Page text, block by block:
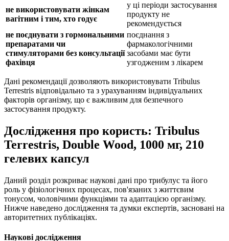
не використовувати жінкам
вагітним і тим, хто годує
у ці періоди застосування
продукту не
рекомендується
не поєднувати з гормональними
препаратами чи
стимуляторами без консультації
фахівця
поєднання з
фармакологічними
засобами має бути
узгодженим з лікарем
Дані рекомендації дозволяють використовувати Tribulus
Terrestris відповідально та з урахуванням індивідуальних
факторів організму, що є важливим для безпечного
застосування продукту.
Дослідження про користь: Tribulus
Terrestris, Double Wood, 1000 мг, 210
гелевих капсул
Даний розділ розкриває наукові дані про трибулус та його
роль у фізіологічних процесах, пов'язаних з життєвим
тонусом, чоловічими функціями та адаптацією організму.
Нижче наведено дослідження та думки експертів, засновані на
авторитетних публікаціях.
Наукові дослідження